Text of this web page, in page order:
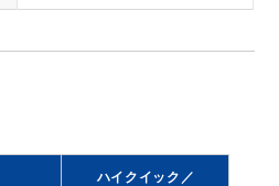
ハイクイック／